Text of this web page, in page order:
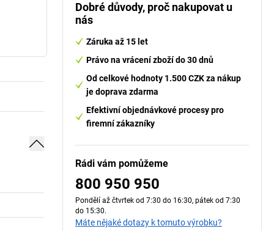
Dobré důvody, proč nakupovat u
nás
Záruka až 15 let
Právo na vrácení zboží do 30 dnů
Od celkové hodnoty 1.500 CZK za nákup
je doprava zdarma
Efektivní objednávkové procesy pro
firemní zákazníky
Rádi vám pomůžeme
800 950 950
Pondělí až čtvrtek od 7:30 do 16:30, pátek od 7:30
do 15:30.
Máte nějaké dotazy k tomuto výrobku?